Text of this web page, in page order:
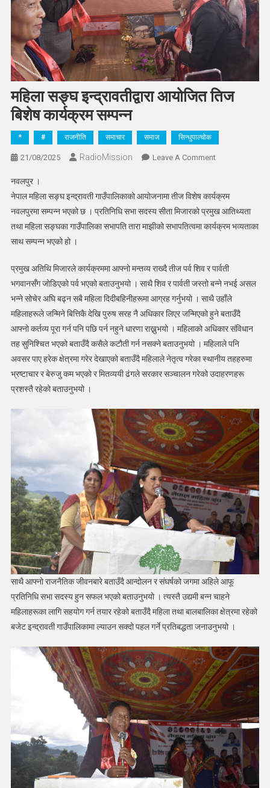
महिला सङ्घ इन्द्रावतीद्वारा आयोजित तिज
बिशेष कार्यक्रम सम्पन्न
* # राजनीति समाचार समाज सिन्धुपाल्चोक
21/08/2025 RadioMission Leave A CommentOn
इन्द्रावतीद्वारा
आयोजित
तिज
सम्पन्न
नवलपुर ।
नेपाल महिला सङ्घ इन्द्रावती गाउँपालिकाको आयोजनामा तीज विशेष कार्यक्रम
नवलपुरमा सम्पन्न भएको छ । प्रतिनिधि सभा सदस्य सीता मिजारको प्रमुख आतिथ्यता
तथा महिला सङ्घका गाउँपालिका सभापति तारा माझीको सभापतित्वमा कार्यक्रम भव्यताका
साथ सम्पन्न भएको हो ।
प्रमुख अतिथि मिजारले कार्यक्रममा आफ्नो मन्तव्य राख्दै तीज पर्व शिव र पार्वती
भगवानसँग जोडिएको पर्व भएको बताउनुभयो । साथै शिव र पार्वती जस्तो बन्ने नभई असल
भन्ने सोचेर अघि बढ्न सबै महिला दिदीबहिनीहरूमा आग्रह गर्नुभयो । साथै उहाँले
महिलाहरूले जन्मिने बित्तिकै देखि पुरुष सरह नै अधिकार लिएर जन्मिएको हुने बताउँदै
आफ्नो कर्तव्य पूरा गर्न पनि पछि पर्न नहुने धारणा राख्नुभयो । महिलाको अधिकार संविधान
तह सुनिश्चित भएको बताउँदै कसैले कटौती गर्न नसक्ने बताउनुभयो । महिलाले पनि
अवसर पाए हरेक क्षेत्रमा गरेर देखाएको बताउँदै महिलाले नेतृत्व गरेका स्थानीय तहहरुमा
भ्रष्टाचार र बेरुजु कम भएको र मितव्ययी ढंगले सरकार सञ्चालन गरेको उदाहरणहरू
प्रशस्तै रहेको बताउनुभयो ।
साथै आफ्नो राजनैतिक जीवनबारे बताउँदै आन्दोलन र संघर्षको जगमा अहिले आफू
प्रतिनिधि सभा सदस्य हुन सफल भएको बताउनुभयो । त्यस्तै उद्यमी बन्न चाहने
महिलाहरूका लागि सहयोग गर्न तयार रहेको बताउँदै महिला तथा बालबालिका क्षेत्रमा रहेको
बजेट इन्द्रावती गाउँपालिकामा ल्याउन सक्दो पहल गर्ने प्रतिबद्धता जनाउनुभयो ।